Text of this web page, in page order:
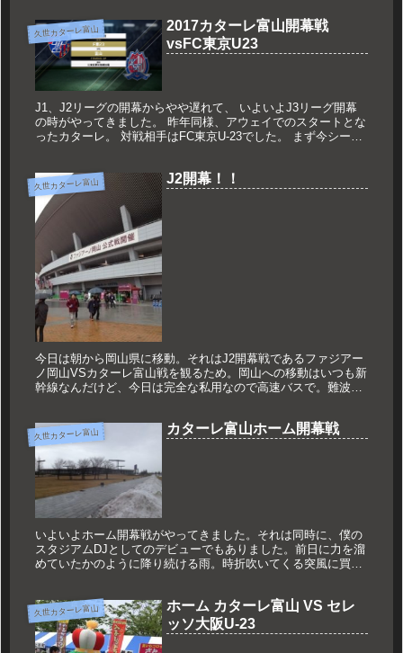
久世カターレ富山
2017カターレ富山開幕戦
vsFC東京U23
J1、J2リーグの開幕からやや遅れて、 いよいよJ3リーグ開幕
の時がやってきました。 昨年同様、アウェイでのスタートとな
ったカターレ。 対戦相手はFC東京U-23でした。 まず今シーズ
久世カターレ富山 J2開幕！！
今日は朝から岡山県に移動。それはJ2開幕戦であるファジアー
ノ岡山VSカターレ富山戦を観るため。岡山への移動はいつも新
幹線なんだけど、今日は完全な私用なので高速バスで。難波～
久世カターレ富山 カターレ富山ホーム開幕戦
いよいよホーム開幕戦がやってきました。それは同時に、僕の
スタジアムDJとしてのデビューでもありました。前日に力を溜
めていたかのように降り続ける雨。時折吹いてくる突風に買っ
久世カターレ富山
ホーム カターレ富山 VS セレ
ッソ大阪U-23